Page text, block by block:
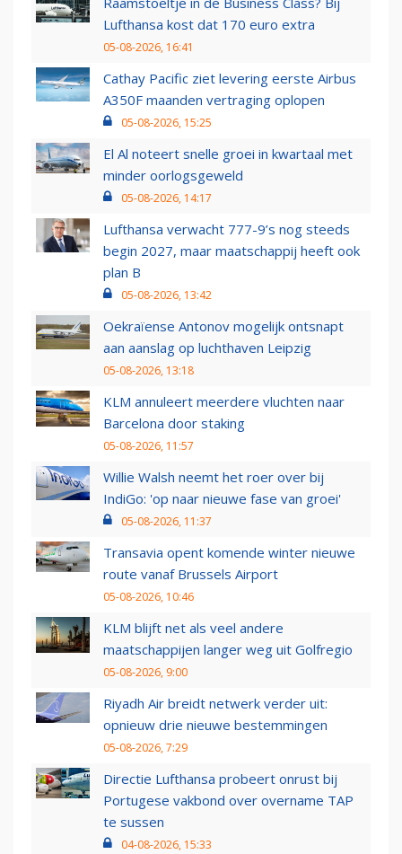
Lufthansa kost dat 170 euro extra
05-08-2026, 16:41
Cathay Pacific ziet levering eerste Airbus
A350F maanden vertraging oplopen
05-08-2026, 15:25
El Al noteert snelle groei in kwartaal met
minder oorlogsgeweld
05-08-2026, 14:17
Lufthansa verwacht 777-9’s nog steeds
begin 2027, maar maatschappij heeft ook
plan B
05-08-2026, 13:42
Oekraïense Antonov mogelijk ontsnapt
aan aanslag op luchthaven Leipzig
05-08-2026, 13:18
KLM annuleert meerdere vluchten naar
Barcelona door staking
05-08-2026, 11:57
Willie Walsh neemt het roer over bij
IndiGo: 'op naar nieuwe fase van groei'
05-08-2026, 11:37
Transavia opent komende winter nieuwe
route vanaf Brussels Airport
05-08-2026, 10:46
KLM blijft net als veel andere
maatschappijen langer weg uit Golfregio
05-08-2026, 9:00
Riyadh Air breidt netwerk verder uit:
opnieuw drie nieuwe bestemmingen
05-08-2026, 7:29
Directie Lufthansa probeert onrust bij
Portugese vakbond over overname TAP
te sussen
04-08-2026, 15:33